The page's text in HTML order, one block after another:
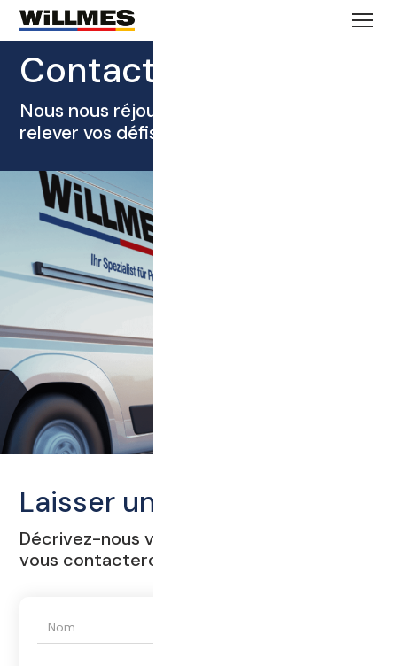
Contact
Nous nous réjouissons de vous aider à
relever vos défis individuels !
Laisser un message
Décrivez-nous votre demande et nous
vous contacterons.